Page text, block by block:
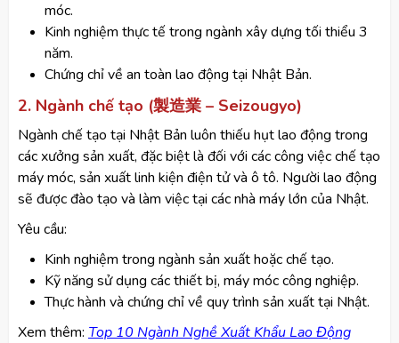
móc.
Kinh nghiệm thực tế trong ngành xây dựng tối thiểu 3
năm.
Chứng chỉ về an toàn lao động tại Nhật Bản.
2. Ngành chế tạo (製造業 – Seizougyo)
Ngành chế tạo tại Nhật Bản luôn thiếu hụt lao động trong
các xưởng sản xuất, đặc biệt là đối với các công việc chế tạo
máy móc, sản xuất linh kiện điện tử và ô tô. Người lao động
sẽ được đào tạo và làm việc tại các nhà máy lớn của Nhật.
Yêu cầu:
Kinh nghiệm trong ngành sản xuất hoặc chế tạo.
Kỹ năng sử dụng các thiết bị, máy móc công nghiệp.
Thực hành và chứng chỉ về quy trình sản xuất tại Nhật.
​Xem thêm: Top 10 Ngành Nghề Xuất Khẩu Lao Động